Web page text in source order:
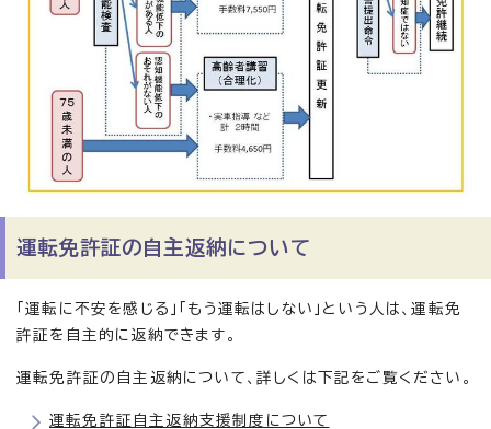
運転免許証の自主返納について
「運転に不安を感じる」「もう運転はしない」という人は、運転免
許証を自主的に返納できます。
運転免許証の自主返納について、詳しくは下記をご覧ください。
運転免許証自主返納支援制度について